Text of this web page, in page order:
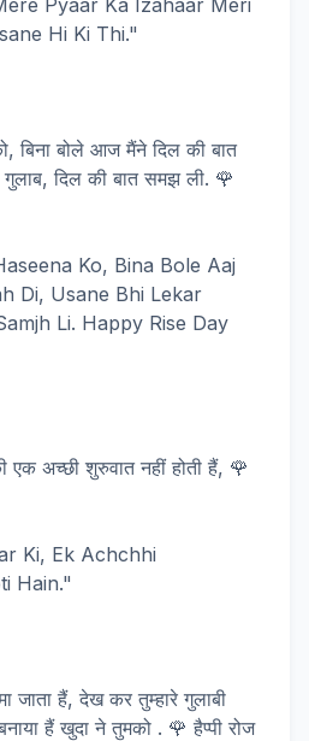
Pyaar Ka Izahaar Meri
Hi Ki Thi."
बिना बोले आज मैंने दिल की बात
दिल की बात समझ ली. 🌹
Ko, Bina Bole Aaj
Di, Usane Bhi Lekar
Li. Happy Rise Day
एक अच्छी शुरुवात नहीं होती हैं, 🌹
Ki, Ek Achchhi
Hain."
जाता हैं, देख कर तुम्हारे गुलाबी
हैं खुदा ने तुमको . 🌹 हैप्पी रोज